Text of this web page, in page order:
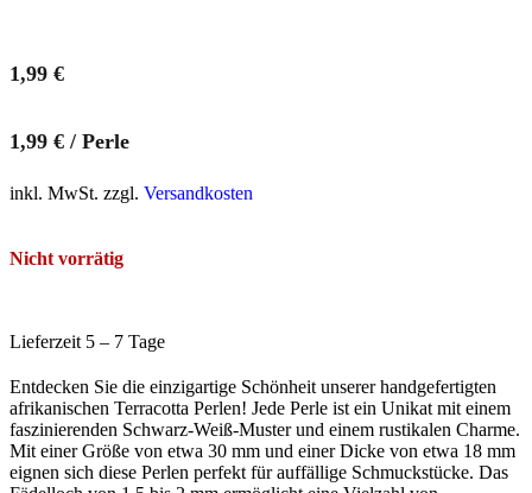
1,99 €
1,99 € / Perle
inkl. MwSt. zzgl. Versandkosten
Nicht vorrätig
Lieferzeit 5 – 7 Tage
Entdecken Sie die einzigartige Schönheit unserer handgefertigten
afrikanischen Terracotta Perlen! Jede Perle ist ein Unikat mit einem
faszinierenden Schwarz-Weiß-Muster und einem rustikalen Charme.
Mit einer Größe von etwa 30 mm und einer Dicke von etwa 18 mm
eignen sich diese Perlen perfekt für auffällige Schmuckstücke. Das